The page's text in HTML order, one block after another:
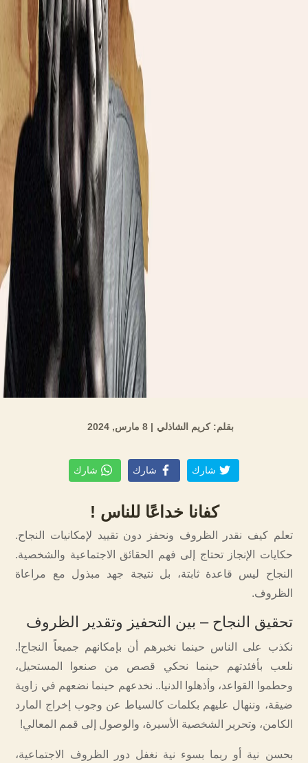
بقلم: كريم الشاذلي | 8 مارس, 2024
شارك شارك شارك
كفانا خداعًا للناس !
تعلم كيف نقدر الظروف ونحفز دون تقييد لإمكانيات النجاح.
حكايات الإنجاز تحتاج إلى فهم الحقائق الاجتماعية والشخصية.
النجاح ليس قاعدة ثابتة، بل نتيجة جهد مبذول مع مراعاة
الظروف.
تحقيق النجاح – بين التحفيز وتقدير الظروف
نكذب على الناس حينما نخبرهم أن بإمكانهم جميعاً النجاح!.
نلعب بأفئدتهم حينما نحكي قصص من صنعوا المستحيل،
وحطموا القواعد، وأذهلوا الدنيا.. نخدعهم حينما نضعهم في زاوية
ضيقة، وننهال عليهم بكلمات كالسياط عن وجوب إخراج المارد
الكامن، وتحرير الشخصية الأسيرة، والوصول إلى قمم المعالي!
بحسن نية أو ربما بسوء نية نغفل دور الظروف الاجتماعية،